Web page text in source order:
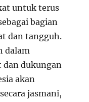
untuk terus
bagian
dan tangguh.
dalam
dan dukungan
akan
jasmani,